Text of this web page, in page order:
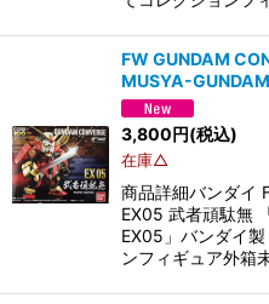
FW GUNDAM
MUSYA-GUNDAM
3,800円(税込)
在庫△
商品詳細バンダイ
EX05 武者頑駄無
EX05」バンダイ
ンフィギュア外箱